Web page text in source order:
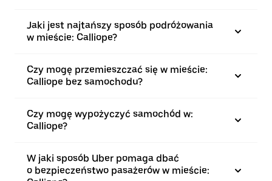
Jaki jest najtańszy sposób podróżowania
w mieście: Calliope?
Czy mogę przemieszczać się w mieście:
Calliope bez samochodu?
Czy mogę wypożyczyć samochód w:
Calliope?
W jaki sposób Uber pomaga dbać
o bezpieczeństwo pasażerów w mieście: